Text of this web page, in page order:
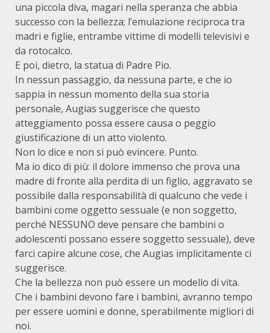
una piccola diva, magari nella speranza che abbia
successo con la bellezza; l’emulazione reciproca tra
madri e figlie, entrambe vittime di modelli televisivi e
da rotocalco.
E poi, dietro, la statua di Padre Pio.
In nessun passaggio, da nessuna parte, e che io
sappia in nessun momento della sua storia
personale, Augias suggerisce che questo
atteggiamento possa essere causa o peggio
giustificazione di un atto violento.
Non lo dice e non si può evincere. Punto.
Ma io dico di più: il dolore immenso che prova una
madre di fronte alla perdita di un figlio, aggravato se
possibile dalla responsabilità di qualcuno che vede i
bambini come oggetto sessuale (e non soggetto,
perché NESSUNO deve pensare che bambini o
adolescenti possano essere soggetto sessuale), deve
farci capire alcune cose, che Augias implicitamente ci
suggerisce.
Che la bellezza non può essere un modello di vita.
Che i bambini devono fare i bambini, avranno tempo
per essere uomini e donne, sperabilmente migliori di
noi.